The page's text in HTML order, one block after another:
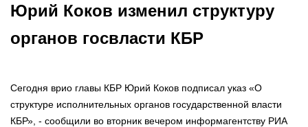
Юрий Коков изменил структуру
органов госвласти КБР
Сегодня врио главы КБР Юрий Коков подписал указ «О
структуре исполнительных органов государственной власти
КБР», - сообщили во вторник вечером информагентству РИА